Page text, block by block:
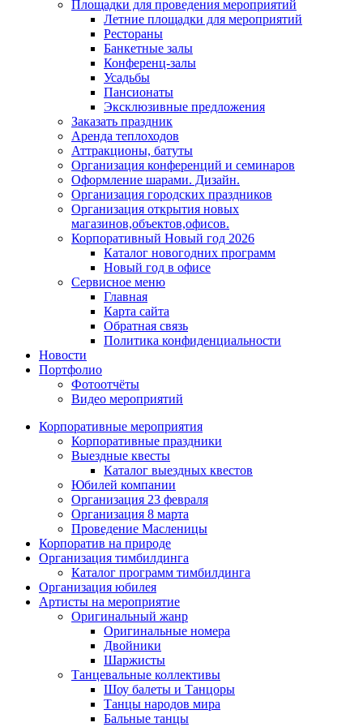
Площадки для проведения мероприятий
Летние площадки для мероприятий
Рестораны
Банкетные залы
Конференц-залы
Усадьбы
Пансионаты
Эксклюзивные предложения
Заказать праздник
Аренда теплоходов
Аттракционы, батуты
Организация конференций и семинаров
Оформление шарами. Дизайн.
Организация городских праздников
Организация открытия новых
магазинов,объектов,офисов.
Корпоративный Новый год 2026
Каталог новогодних программ
Новый год в офисе
Сервисное меню
Главная
Карта сайта
Обратная связь
Политика конфиденциальности
Новости
Портфолио
Фотоотчёты
Видео мероприятий
Корпоративные мероприятия
Корпоративные праздники
Выездные квесты
Каталог выездных квестов
Юбилей компании
Организация 23 февраля
Организация 8 марта
Проведение Масленицы
Корпоратив на природе
Организация тимбилдинга
Каталог программ тимбилдинга
Организация юбилея
Артисты на мероприятие
Оригинальный жанр
Оригинальные номера
Двойники
Шаржисты
Танцевальные коллективы
Шоу балеты и Танцоры
Танцы народов мира
Бальные танцы